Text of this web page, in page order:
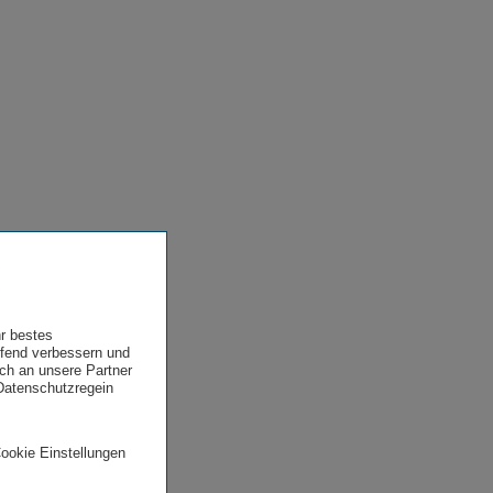
bestes
verbessern und
an unsere Partner
Einstellungen